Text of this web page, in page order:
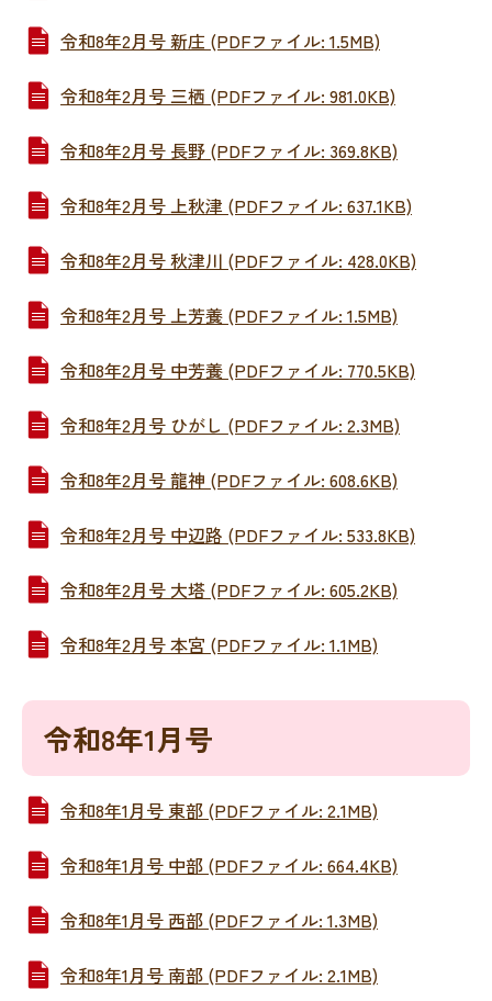
令和8年2月号 新庄 (PDFファイル: 1.5MB)
令和8年2月号 三栖 (PDFファイル: 981.0KB)
令和8年2月号 長野 (PDFファイル: 369.8KB)
令和8年2月号 上秋津 (PDFファイル: 637.1KB)
令和8年2月号 秋津川 (PDFファイル: 428.0KB)
令和8年2月号 上芳養 (PDFファイル: 1.5MB)
令和8年2月号 中芳養 (PDFファイル: 770.5KB)
令和8年2月号 ひがし (PDFファイル: 2.3MB)
令和8年2月号 龍神 (PDFファイル: 608.6KB)
令和8年2月号 中辺路 (PDFファイル: 533.8KB)
令和8年2月号 大塔 (PDFファイル: 605.2KB)
令和8年2月号 本宮 (PDFファイル: 1.1MB)
令和8年1月号
令和8年1月号 東部 (PDFファイル: 2.1MB)
令和8年1月号 中部 (PDFファイル: 664.4KB)
令和8年1月号 西部 (PDFファイル: 1.3MB)
令和8年1月号 南部 (PDFファイル: 2.1MB)